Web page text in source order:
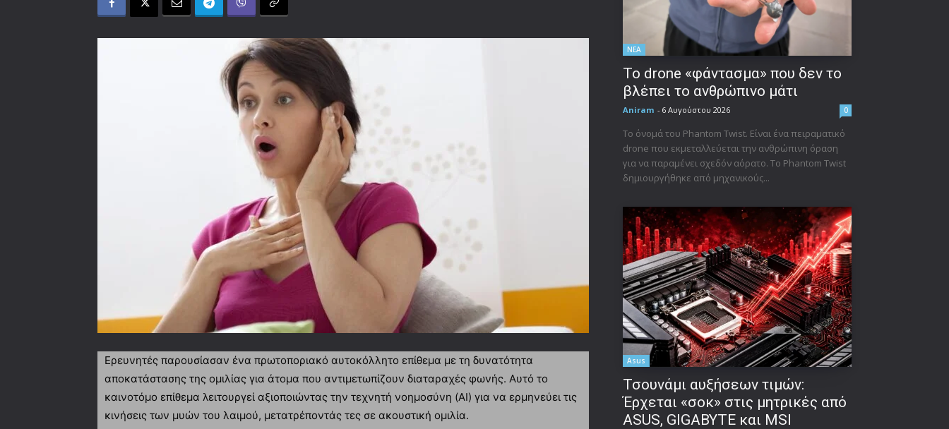
Ερευνητές παρουσίασαν ένα πρωτοποριακό αυτοκόλλητο επίθεμα με τη δυνατότητα
αποκατάστασης της ομιλίας για άτομα που αντιμετωπίζουν διαταραχές φωνής. Αυτό το
καινοτόμο επίθεμα λειτουργεί αξιοποιώντας την τεχνητή νοημοσύνη (AI) για να ερμηνεύει τις
κινήσεις των μυών του λαιμού, μετατρέποντάς τες σε ακουστική ομιλία.
ΝΕΑ
Το drone «φάντασμα» που δεν το
βλέπει το ανθρώπινο μάτι
Aniram - 6 Αυγούστου 2026 0
Το όνομά του Phantom Twist. Είναι ένα πειραματικό
drone που εκμεταλλεύεται την ανθρώπινη όραση
για να παραμένει σχεδόν αόρατο. Το Phantom Twist
δημιουργήθηκε από μηχανικούς...
Asus
Τσουνάμι αυξήσεων τιμών:
Έρχεται «σοκ» στις μητρικές από
ASUS, GIGABYTE και MSI